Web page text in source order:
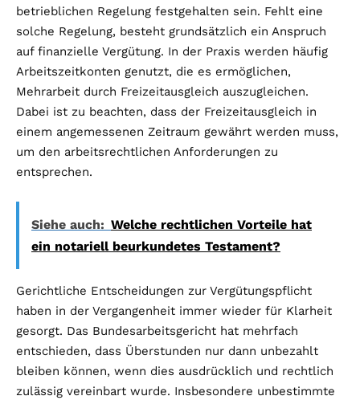
betrieblichen Regelung festgehalten sein. Fehlt eine
solche Regelung, besteht grundsätzlich ein Anspruch
auf finanzielle Vergütung. In der Praxis werden häufig
Arbeitszeitkonten genutzt, die es ermöglichen,
Mehrarbeit durch Freizeitausgleich auszugleichen.
Dabei ist zu beachten, dass der Freizeitausgleich in
einem angemessenen Zeitraum gewährt werden muss,
um den arbeitsrechtlichen Anforderungen zu
entsprechen.
Siehe auch: Welche rechtlichen Vorteile hat
ein notariell beurkundetes Testament?
Gerichtliche Entscheidungen zur Vergütungspflicht
haben in der Vergangenheit immer wieder für Klarheit
gesorgt. Das Bundesarbeitsgericht hat mehrfach
entschieden, dass Überstunden nur dann unbezahlt
bleiben können, wenn dies ausdrücklich und rechtlich
zulässig vereinbart wurde. Insbesondere unbestimmte